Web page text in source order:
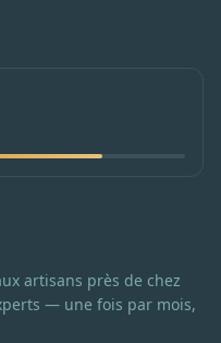
artisans près de chez
— une fois par mois,